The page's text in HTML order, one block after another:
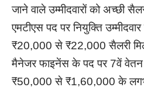
जाने वाले उम्मीदवारों को अच्छी
एमटीएस पद पर नियुक्ति
₹20,000 से ₹22,000 सैलरी
मैनेजर फाइनेंस के पद पर 7वें
₹50,000 से ₹1,60,000 के